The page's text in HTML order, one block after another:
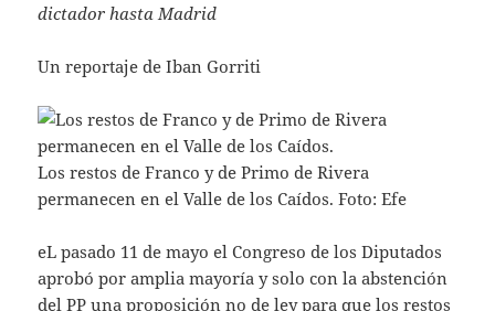
dictador hasta Madrid
Un reportaje de Iban Gorriti
Los restos de Franco y de Primo de Rivera
permanecen en el Valle de los Caídos. Foto: Efe
eL pasado 11 de mayo el Congreso de los Diputados
aprobó por amplia mayoría y solo con la abstención
del PP una proposición no de ley para que los restos